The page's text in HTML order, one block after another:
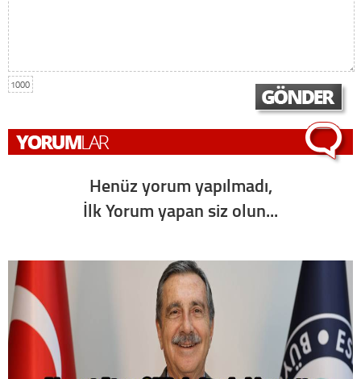
1000
Henüz yorum yapılmadı,
İlk Yorum yapan siz olun...